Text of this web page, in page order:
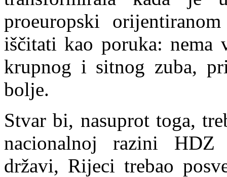
proeuropski
iščitati kao poruka: nema
krupnog i sitnog zuba,
bolje.
Stvar bi, nasuprot toga,
nacionalnoj razini HDZ
državi, Rijeci trebao